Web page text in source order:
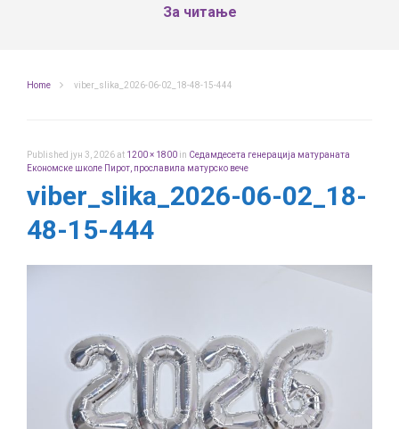
За читање
Home viber_slika_2026-06-02_18-48-15-444
Published јун 3, 2026at 1200 × 1800 in Седамдесета генерација матураната
Економске школе Пирот, прославила матурско вече
viber_slika_2026-06-02_18-
48-15-444